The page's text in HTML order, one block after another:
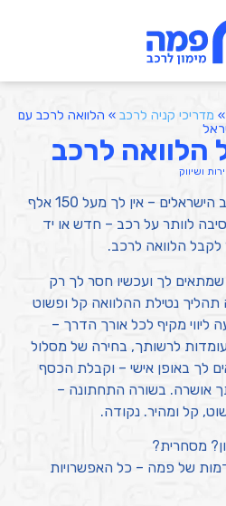
הלוואה לרכב
ושיווק
» מדריכי קניה לרכב » הלוואה לרכב עם
חולם על רכב חדש, וכמו לרוב הישראלים – אין לך מעל 150 אלף
לוותר על רכב – חדש או יד
הלוואה לרכב.
לך ועכשיו חסר לך רק
נטילת ההלוואה קל ופשוט
ליווי מקיף לכל אורך הדרך –
לרשותך, בחירה של מסלול
לך באופן אישי – וקבלת הכסף
אושרה. בשורה התחתונה –
קל ומהיר. נקודה.
מסחרית?
של פמה – כל האפשרויות